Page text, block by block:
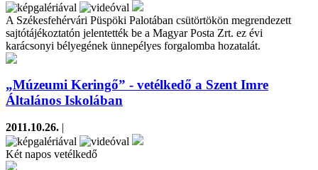
A Székesfehérvári Püspöki Palotában csütörtökön megrendezett
sajtótájékoztatón jelentették be a Magyar Posta Zrt. ez évi
karácsonyi bélyegének ünnepélyes forgalomba hozatalát.
„Múzeumi Keringő” - vetélkedő a Szent Imre
Általános Iskolában
2011.10.26. |
Két napos vetélkedő